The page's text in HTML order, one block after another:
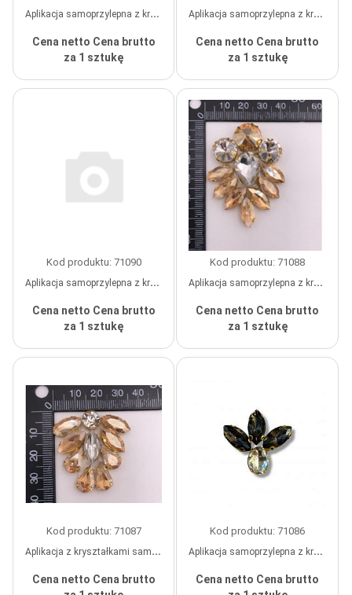
Aplikacja samoprzylepna z kryształkami Fly, 2,7*3,2 cm, biała, szt.
Cena netto Cena brutto
za 1 sztukę
wykonane na zamówienie
Aplikacja samoprzylepna z kryształków "Ważka", biała, szt.
Cena netto Cena brutto
za 1 sztukę
wykonane na zamówienie
Kod produktu: 71090
Aplikacja samoprzylepna z kryształkami ośmiornica, biała, szt.
Cena netto Cena brutto
za 1 sztukę
wykonane na zamówienie
Kod produktu: 71088
Aplikacja samoprzylepna z kryształkami "Rybka", 4,5*5,5 cm, kolor biały, jasny bursztyn, szt.
Cena netto Cena brutto
za 1 sztukę
wykonane na zamówienie
Kod produktu: 71087
Aplikacja z kryształkami samoprzylepnymi, 3,5*3,7 cm, kolor biały, jasny bursztyn, szt.
Cena netto Cena brutto
Kod produktu: 71086
Aplikacja samoprzylepna z kryształkami "Płatki", 3,7 cm, biała, grafitowa, szt.
Cena netto Cena brutto